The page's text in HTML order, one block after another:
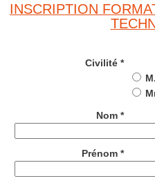
INSCRIPTION
Civilité *
M.
Nom *
Prénom *